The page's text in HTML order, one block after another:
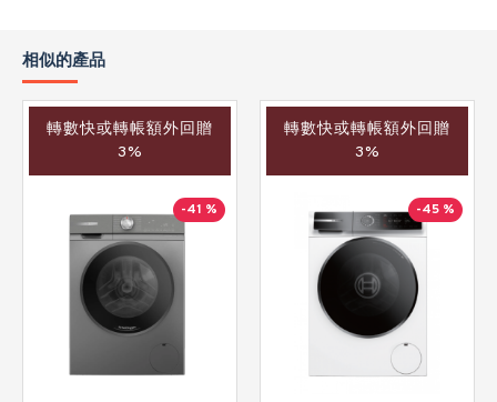
相似的產品
轉數快或轉帳額外回贈
3%
-41 %
轉數快或轉帳額外回贈
3%
-45 %